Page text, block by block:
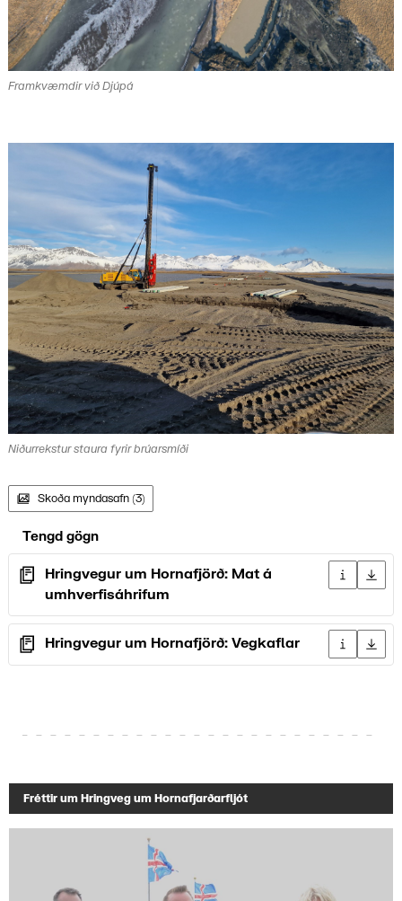
Framkvæmdir við Djúpá
Niðurrekstur staura fyrir brúarsmíði
Skoða myndasafn (3)
Tengd gögn
Hringvegur um Hornafjörð: Mat á
umhverfisáhrifum
Upplýsingar
Sækja
Hringvegur um Hornafjörð: Vegkaflar Upplýsingar
Sækja
Fréttir um Hringveg um Hornafjarðarfljót